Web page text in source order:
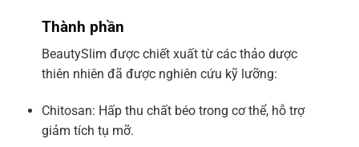
Thành phần
BeautySlim được chiết xuất từ các thảo dược
thiên nhiên đã được nghiên cứu kỹ lưỡng:
Chitosan: Hấp thu chất béo trong cơ thể, hỗ trợ
giảm tích tụ mỡ.